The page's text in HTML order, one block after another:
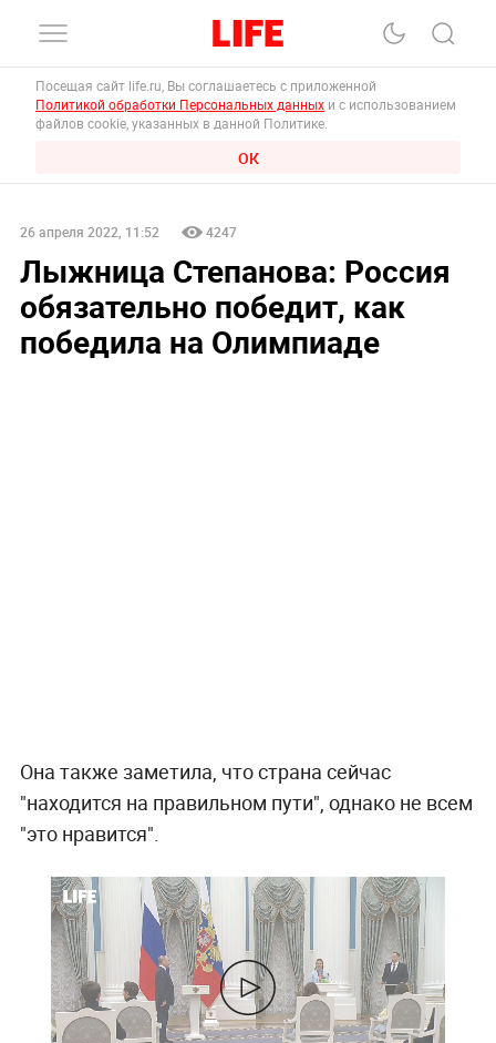
Посещая сайт life.ru, Вы соглашаетесь с приложенной
Политикой обработки Персональных данных и с использованием
файлов cookie, указанных в данной Политике.
ОК
26 апреля 2022, 11:52 4247
Лыжница Степанова: Россия
обязательно победит, как
победила на Олимпиаде
Она также заметила, что страна сейчас
"находится на правильном пути", однако не всем
"это нравится".